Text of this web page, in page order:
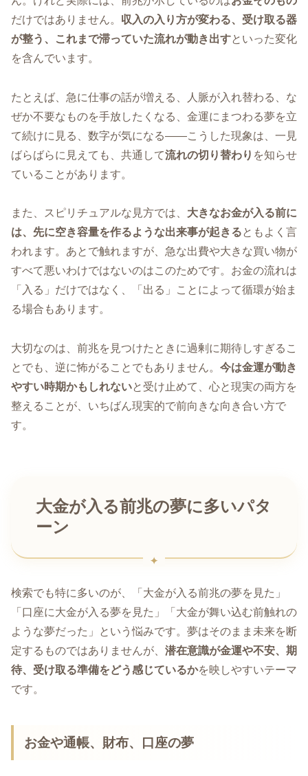
だけではありません。 収入の入り方が変わる、受け取る器
が整う、これまで滞っていた流れが動き出すといった変化
を含んでいます。
たとえば、急に仕事の話が増える、人脈が入れ替わる、な
ぜか不要なものを手放したくなる、金運にまつわる夢を立
て続けに見る、数字が気になる――こうした現象は、一見
ばらばらに見えても、共通して流れの切り替わり を知らせ
ていることがあります。
また、スピリチュアルな見方では、 大きなお金が入る前に
は、先に空き容量を作るような出来事が起きるともよく言
われます。あとで触れますが、急な出費や大きな買い物が
すべて悪いわけではないのはこのためです。お金の流れは
「入る」だけではなく、「出る」ことによって循環が始ま
る場合もあります。
大切なのは、前兆を見つけたときに過剰に期待しすぎるこ
とでも、逆に怖がることでもありません。 今は金運が動き
やすい時期かもしれないと受け止めて、心と現実の両方を
整えることが、いちばん現実的で前向きな向き合い方で
す。
大金が入る前兆の夢に多いパタ
ーン
検索でも特に多いのが、「大金が入る前兆の夢を見た」
「口座に大金が入る夢を見た」「大金が舞い込む前触れの
ような夢だった」という悩みです。夢はそのまま未来を断
定するものではありませんが、 潜在意識が金運や不安、期
待、受け取る準備をどう感じているかを映しやすいテーマ
です。
お金や通帳、財布、口座の夢